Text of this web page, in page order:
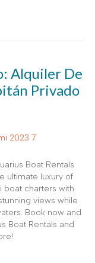
Alquiler De
Privado
Boat Rentals
ultimate luxury of
boat charters with
views while
Book now and
Boat Rentals and